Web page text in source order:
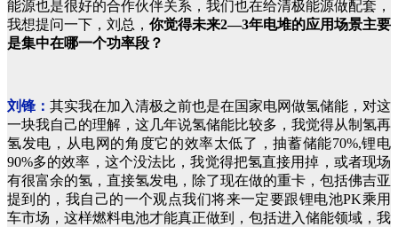
能源也是很好的合作伙伴关系，我们也在给清极能源做配套，
我想提问一下，刘总， 你觉得未来2—3年电堆的应用场景主要
是集中在哪一个功率段？
刘锋： 其实我在加入清极之前也是在国家电网做氢储能，对这
一块我自己的理解，这几年说氢储能比较多，我觉得从制氢再
氢发电，从电网的角度它的效率太低了，抽蓄储能70%,锂电
90%多的效率，这个没法比，我觉得把氢直接用掉，或者现场
有很富余的氢，直接氢发电，除了现在做的重卡，包括佛吉亚
提到的，我自己的一个观点我们将来一定要跟锂电池PK乘用
车市场，这样燃料电池才能真正做到，包括进入储能领域，我